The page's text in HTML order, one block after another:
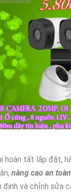
hoàn tất lắp đặt,
nâng cao an toàn
định và chỉnh sửa